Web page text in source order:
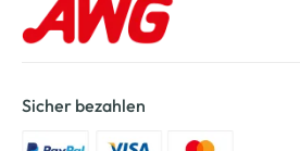
Sicher bezahlen